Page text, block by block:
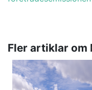
Fler artiklar om